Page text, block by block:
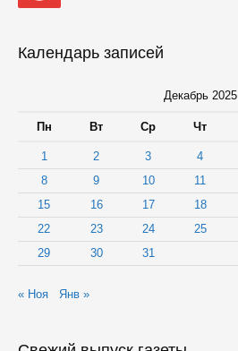
Календарь записей
Декабрь 2025
Пн Вт Ср Чт
1 2 3 4
8
9 10 11
15
16 17 18
22
23 24 25
29
30 31
« Ноя Янв »